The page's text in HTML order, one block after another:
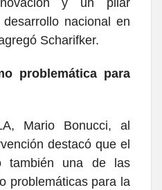
y un pilar
nacional en
Scharifker.
problemática para
Mario Bonucci, al
destacó que el
también una de las
problemáticas para la